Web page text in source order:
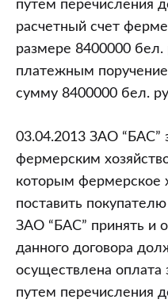
путем перечисления
расчетный счет
размере 8400000 бел.
платежным
сумму 8400000 бел.
03.04.2013 ЗАО “БАС”
фермерским
которым фермерское
поставить
ЗАО “БАС” принять и
данного договора
осуществлена оплата
путем перечисления